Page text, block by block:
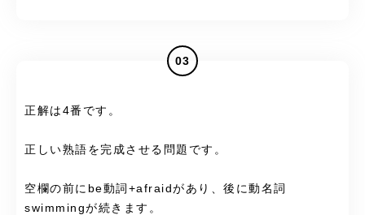
03
正解は4番です。
正しい熟語を完成させる問題です。
空欄の前にbe動詞+afraidがあり、後に動名詞
swimmingが続きます。